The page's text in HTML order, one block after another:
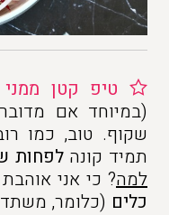
טיפ קטן ממני
(במיוחד אם
שקוף. טוב, כמו
תמיד קונהלפחות
למה? כי אני
כלים (כלומר,